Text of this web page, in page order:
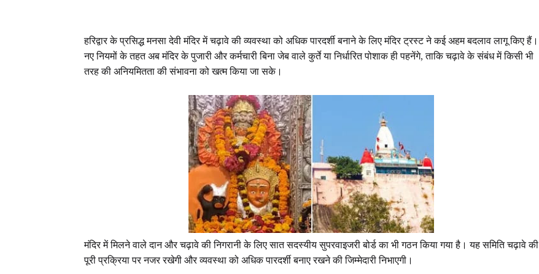
हरिद्वार के प्रसिद्ध मनसा देवी मंदिर में चढ़ावे की व्यवस्था को अधिक पारदर्शी बनाने के लिए मंदिर ट्रस्ट ने कई अहम बदलाव लागू किए हैं।
नए नियमों के तहत अब मंदिर के पुजारी और कर्मचारी बिना जेब वाले कुर्ते या निर्धारित पोशाक ही पहनेंगे, ताकि चढ़ावे के संबंध में किसी भी
तरह की अनियमितता की संभावना को खत्म किया जा सके।
मंदिर में मिलने वाले दान और चढ़ावे की निगरानी के लिए सात सदस्यीय सुपरवाइजरी बोर्ड का भी गठन किया गया है। यह समिति चढ़ावे की
पूरी प्रक्रिया पर नजर रखेगी और व्यवस्था को अधिक पारदर्शी बनाए रखने की जिम्मेदारी निभाएगी।